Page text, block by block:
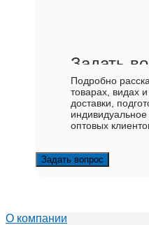
Задать
Подробно
товарах, видах
доставки,
оптовых
Задать вопрос
О компании